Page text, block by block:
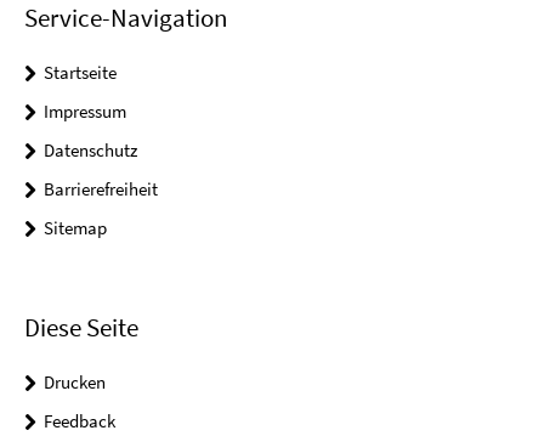
Service-Navigation
Startseite
Impressum
Datenschutz
Barrierefreiheit
Sitemap
Diese Seite
Drucken
Feedback